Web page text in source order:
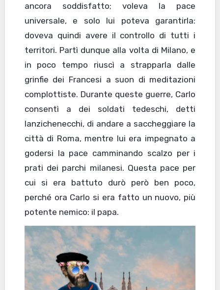
ancora soddisfatto; voleva la pace
universale, e solo lui poteva garantirla:
doveva quindi avere il controllo di tutti i
territori. Partì dunque alla volta di Milano, e
in poco tempo riuscì a strapparla dalle
grinfie dei Francesi a suon di meditazioni
complottiste. Durante queste guerre, Carlo
consentì a dei soldati tedeschi, detti
lanzichenecchi, di andare a saccheggiare la
città di Roma, mentre lui era impegnato a
godersi la pace camminando scalzo per i
prati dei parchi milanesi. Questa pace per
cui si era battuto durò però ben poco,
perché ora Carlo si era fatto un nuovo, più
potente nemico: il papa.